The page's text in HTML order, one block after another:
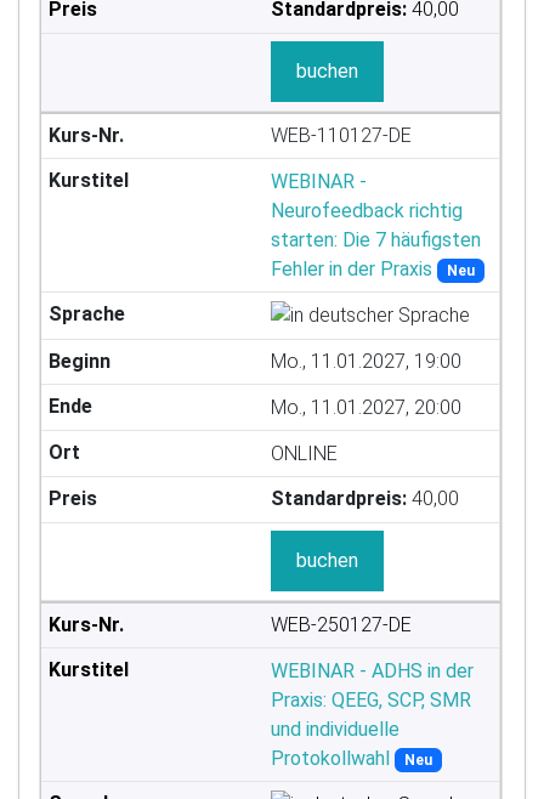
Standardpreis: 40,00
buchen
WEB-110127-DE
WEBINAR -
Neurofeedback richtig
starten: Die 7 häufigsten
Fehler in der Praxis
Neu
Mo., 11.01.2027, 19:00
Mo., 11.01.2027, 20:00
ONLINE
Standardpreis: 40,00
buchen
WEB-250127-DE
WEBINAR - ADHS in der
Praxis: QEEG, SCP, SMR
und individuelle
Protokollwahl
Neu